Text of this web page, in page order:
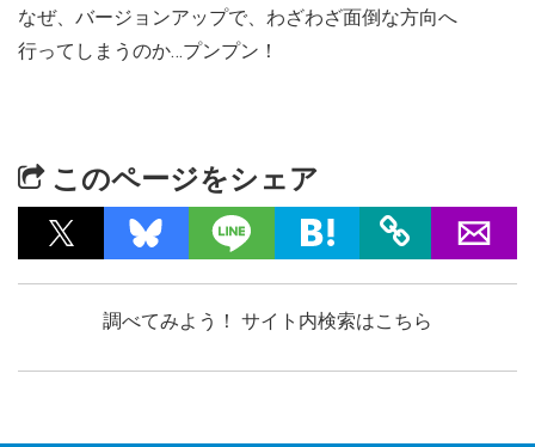
なぜ、バージョンアップで、わざわざ面倒な方向へ
行ってしまうのか…プンプン！
このページをシェア
調べてみよう！ サイト内検索はこちら